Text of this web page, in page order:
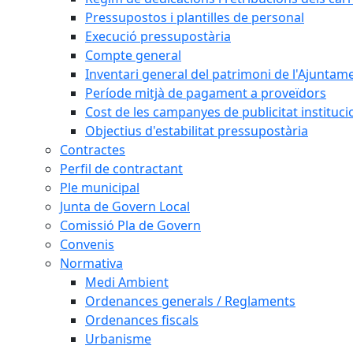
Pressupostos i plantilles de personal
Execució pressupostària
Compte general
Inventari general del patrimoni de
Període mitjà de pagament a proveïdors
Cost de les campanyes de publicitat
Objectius d'estabilitat pressupostària
Contractes
Perfil de contractant
Ple municipal
Junta de Govern Local
Comissió Pla de Govern
Convenis
Normativa
Medi Ambient
Ordenances generals / Reglaments
Ordenances fiscals
Urbanisme